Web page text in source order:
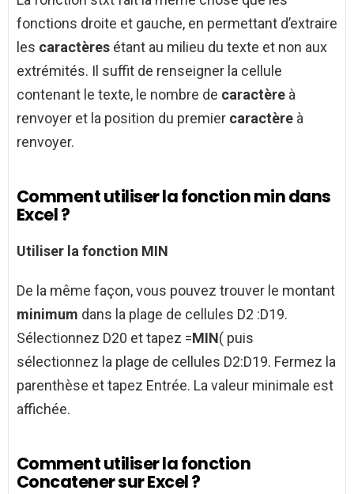
fonctions droite et gauche, en permettant d’extraire
les caractères étant au milieu du texte et non aux
extrémités. Il suffit de renseigner la cellule
contenant le texte, le nombre de caractère à
renvoyer et la position du premier caractère à
renvoyer.
Comment utiliser la fonction min dans
Excel ?
Utiliser la fonction MIN
De la même façon, vous pouvez trouver le montant
minimum dans la plage de cellules D2 :D19.
Sélectionnez D20 et tapez =MIN( puis
sélectionnez la plage de cellules D2:D19. Fermez la
parenthèse et tapez Entrée. La valeur minimale est
affichée.
Comment utiliser la fonction
Concatener sur Excel ?